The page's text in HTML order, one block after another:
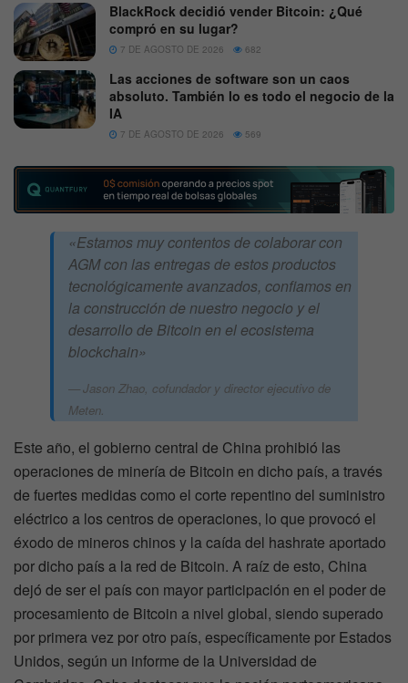
BlackRock decidió vender Bitcoin: ¿Qué
compró en su lugar?
7 DE AGOSTO DE 2026 682
Las acciones de software son un caos
absoluto. También lo es todo el negocio de la
IA
7 DE AGOSTO DE 2026 569
«Estamos muy contentos de colaborar con
AGM con las entregas de estos productos
tecnológicamente avanzados, confiamos en
la construcción de nuestro negocio y el
desarrollo de Bitcoin en el ecosistema
blockchain»
Jason Zhao, cofundador y director ejecutivo de
Meten.
Este año, el gobierno central de China prohibió las
operaciones de minería de Bitcoin en dicho país, a través
de fuertes medidas como el corte repentino del suministro
eléctrico a los centros de operaciones, lo que provocó el
éxodo de mineros chinos y la caída del hashrate aportado
por dicho país a la red de Bitcoin. A raíz de esto, China
dejó de ser el país con mayor participación en el poder de
procesamiento de Bitcoin a nivel global, siendo superado
por primera vez por otro país, específicamente por Estados
Unidos, según un informe de la Universidad de